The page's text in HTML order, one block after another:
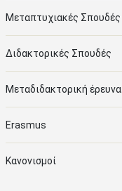
Μεταπτυχιακές Σπουδές
Διδακτορικές Σπουδές
Μεταδιδακτορική έρευνα
Erasmus
Κανονισμοί